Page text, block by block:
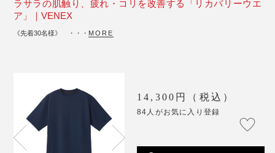
ラサラの肌触り、疲れ・コリを改善する「リカバリーウエ
ア」｜VENEX
《先着30名様》 ・・・ MORE
14,300円（税込）
84人がお気に入り登録